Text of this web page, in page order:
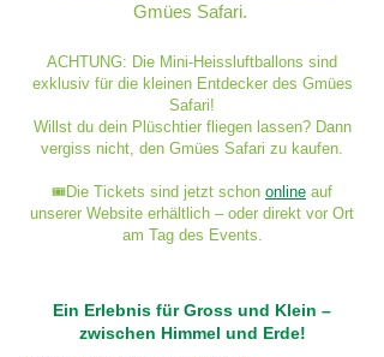
Gmües Safari.
ACHTUNG: Die Mini-Heissluftballons sind
exklusiv für die kleinen Entdecker des Gmües
Safari!
Willst du dein Plüschtier fliegen lassen? Dann
vergiss nicht, den Gmües Safari zu kaufen.
🎟️Die Tickets sind jetzt schon online auf
unserer Website erhältlich – oder direkt vor Ort
am Tag des Events.
Ein Erlebnis für Gross und Klein –
zwischen Himmel und Erde!​​​​